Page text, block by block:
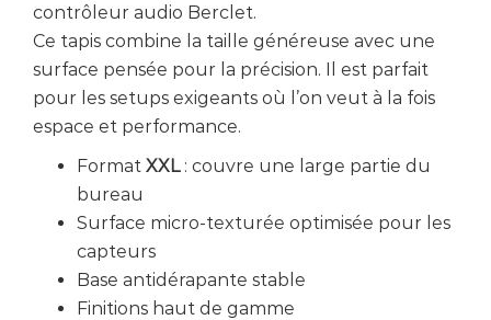
contrôleur audio Berclet.
Ce tapis combine la taille généreuse avec une
surface pensée pour la précision. Il est parfait
pour les setups exigeants où l’on veut à la fois
espace et performance.
Format XXL: couvre une large partie du
bureau
Surface micro-texturée optimisée pour les
capteurs
Base antidérapante stable
Finitions haut de gamme